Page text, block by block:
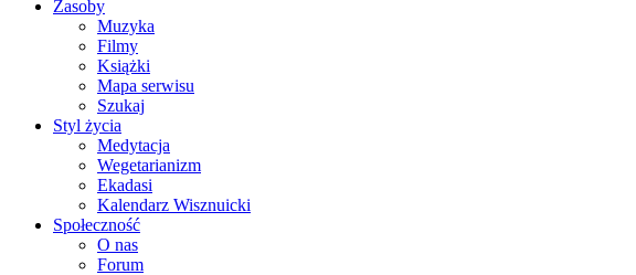
Zasoby
Muzyka
Filmy
Książki
Mapa serwisu
Szukaj
Styl życia
Medytacja
Wegetarianizm
Ekadasi
Kalendarz Wisznuicki
Społeczność
O nas
Forum